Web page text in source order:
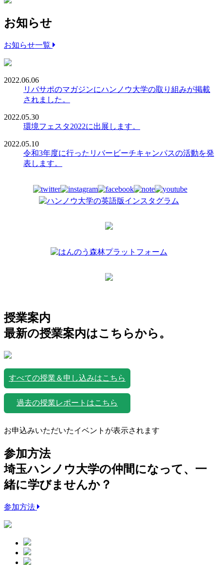
お知らせ
お知らせ一覧
2022.06.06
リバサポのマガジンにハンノウ大学の取り組みが掲載
されました。
2022.05.30
環境フェスタ2022に出展します。
2022.05.10
令和3年度に行ったリバービーチキャンパスの活動を発
表します。
授業案内
最新の授業案内はこちらから。
すべての授業＆申し込みはこちら
過去の授業レポートはこちら
お申込みいただいたイベントが表示されます
参加方法
埼玉ハンノウ大学の仲間になって、一
緒に学びませんか？
参加方法